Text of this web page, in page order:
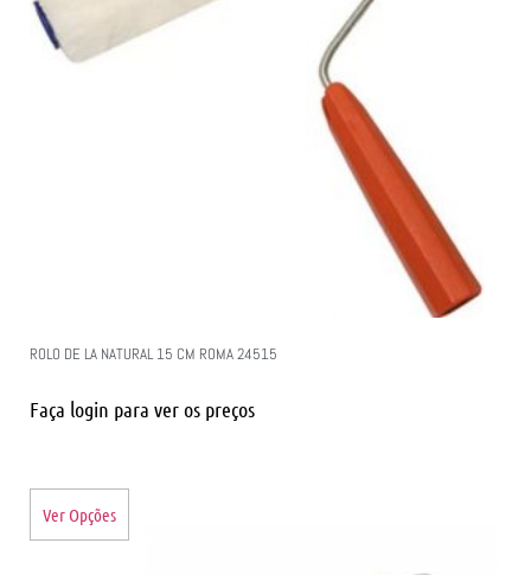
ROLO DE LA NATURAL 15 CM ROMA 24515
Faça login para ver os preços
Ver Opções